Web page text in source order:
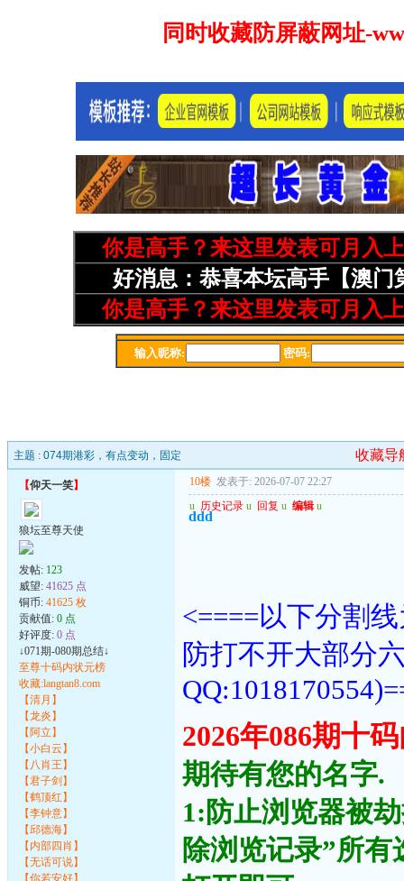
主题 : 074期港彩，有点变动，固定 收藏导
【仰天一笑】
狼坛至尊天使
发帖: 123
威望: 41625 点
铜币: 41625 枚
贡献值: 0 点
好评度: 0 点
↓071期-080期总结↓
至尊十码内状元榜
收藏:langtan8.com
【清月】
【龙炎】
【阿立】
【小白云】
【八肖王】
【君子剑】
【鹤顶红】
【李钟意】
【邱德海】
【内部四肖】
【无话可说】
【你若安好】
10楼 发表于: 2026-07-07 22:27
u 历史记录 u 回复 u 编辑 u
ddd
<====以下分割
防打不开大部分
2026年086期十
期待有您的名字.
1:防止浏览器被
除浏览记录”所